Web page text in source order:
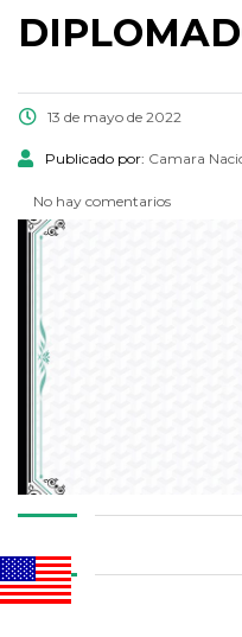
13 de mayo de 2022
Publicado por: Camara
No hay comentarios